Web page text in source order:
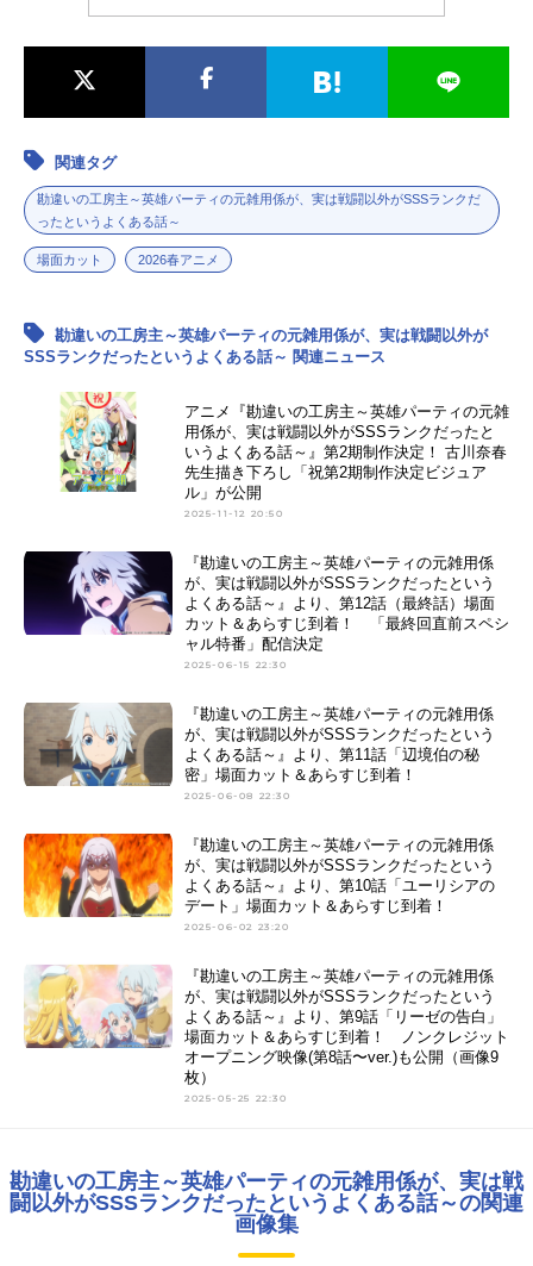
関連タグ
勘違いの工房主～英雄パーティの元雑用係が、実は戦闘以外がSSSランクだ
ったというよくある話～
場面カット 2026春アニメ
勘違いの工房主～英雄パーティの元雑用係が、実は戦闘以外が
SSSランクだったというよくある話～ 関連ニュース
アニメ『勘違いの工房主～英雄パーティの元雑
用係が、実は戦闘以外がSSSランクだったと
いうよくある話～』第2期制作決定！ 古川奈春
先生描き下ろし「祝第2期制作決定ビジュア
ル」が公開
2025-11-12 20:50
『勘違いの工房主～英雄パーティの元雑用係
が、実は戦闘以外がSSSランクだったという
よくある話～』より、第12話（最終話）場面
カット＆あらすじ到着！ 「最終回直前スペシ
ャル特番」配信決定
2025-06-15 22:30
『勘違いの工房主～英雄パーティの元雑用係
が、実は戦闘以外がSSSランクだったという
よくある話～』より、第11話「辺境伯の秘
密」場面カット＆あらすじ到着！
2025-06-08 22:30
『勘違いの工房主～英雄パーティの元雑用係
が、実は戦闘以外がSSSランクだったという
よくある話～』より、第10話「ユーリシアの
デート」場面カット＆あらすじ到着！
2025-06-02 23:20
『勘違いの工房主～英雄パーティの元雑用係
が、実は戦闘以外がSSSランクだったという
よくある話～』より、第9話「リーゼの告白」
場面カット＆あらすじ到着！ ノンクレジット
オープニング映像(第8話〜ver.)も公開（画像9
枚）
2025-05-25 22:30
勘違いの工房主～英雄パーティの元雑用係が、実は戦
闘以外がSSSランクだったというよくある話～の関連
画像集